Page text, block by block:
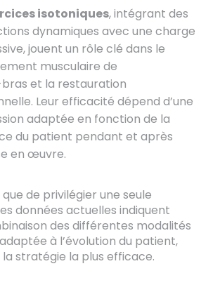
isotoniques, intégrant des
dynamiques avec une charge
jouent un rôle clé dans le
musculaire de
et la restauration
Leur efficacité dépend d’une
adaptée en fonction de la
du patient pendant et après
en œuvre.
de privilégier une seule
données actuelles indiquent
des différentes modalités
à l’évolution du patient,
stratégie la plus efficace.